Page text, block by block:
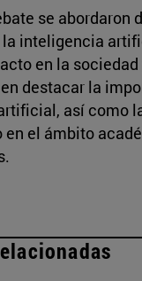
se abordaron
inteligencia
en la
destacar la
así como
en el ámbito